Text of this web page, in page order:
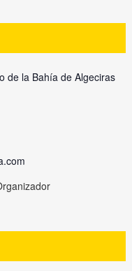
de la Bahía de Algeciras